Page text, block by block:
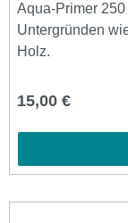
Aqua-Primer
Untergründen
Holz.
Regulärer Preis:
15,00 €